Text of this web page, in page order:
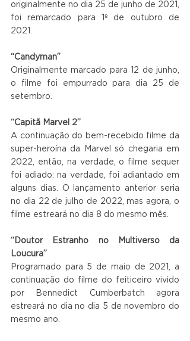
originalmente no dia 25 de junho de 2021,
foi remarcado para 1º de outubro de
2021.
“Candyman”
Originalmente marcado para 12 de junho,
o filme foi empurrado para dia 25 de
setembro.
“Capitã Marvel 2”
A continuação do bem-recebido filme da
super-heroína da Marvel só chegaria em
2022, então, na verdade, o filme sequer
foi adiado: na verdade, foi adiantado em
alguns dias. O lançamento anterior seria
no dia 22 de julho de 2022, mas agora, o
filme estreará no dia 8 do mesmo mês.
“Doutor Estranho no Multiverso da
Loucura”
Programado para 5 de maio de 2021, a
continuação do filme do feiticeiro vivido
por Bennedict Cumberbatch agora
estreará no dia no dia 5 de novembro do
mesmo ano.